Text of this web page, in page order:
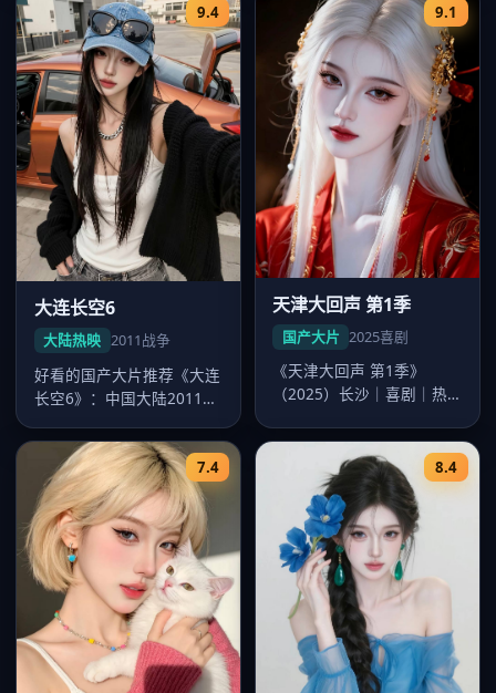
9.4
大连长空6
大陆热映 2011战争
好看的国产大片推荐《大连
长空6》：中国大陆2011年
沁领…
9.1
天津大回声 第1季
国产大片 2025喜剧
《天津大回声 第1季》
（2025）长沙｜喜剧｜热
腾、易烊…
7.4 8.4